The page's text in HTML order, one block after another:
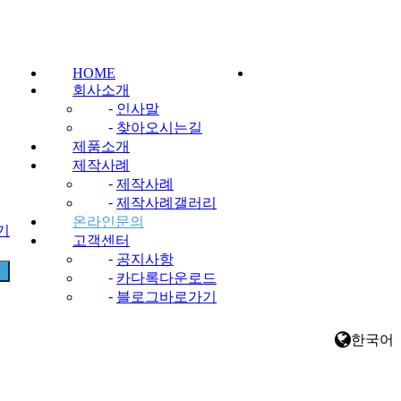
HOME
회사소개
- 인사말
- 찾아오시는길
제품소개
제작사례
- 제작사례
- 제작사례갤러리
온라인문의
고객센터
- 공지사항
- 카다록다운로드
- 블로그바로가기
한국어